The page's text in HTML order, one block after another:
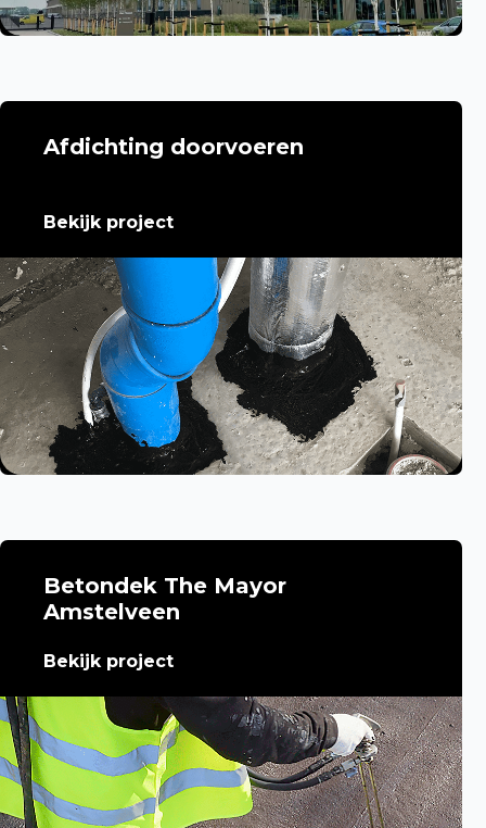
Afdichting doorvoeren
Bekijk project
Betondek The Mayor
Amstelveen
Bekijk project